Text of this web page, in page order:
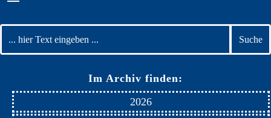
Im Archiv finden:
2026